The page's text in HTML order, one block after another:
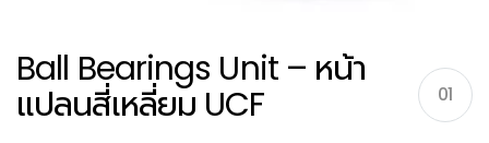
Ball Bearings Unit – หน้า
แปลนสี่เหลี่ยม UCF 01